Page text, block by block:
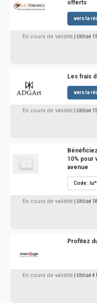
offerts
vers la
En cours de validité | Utilisé
Les frais
vers la
En cours de validité | Utilisé
10% pour
avenue
Code :
En cours de validité | Utilisé
Profitez
En cours de validité | Utilisé 4